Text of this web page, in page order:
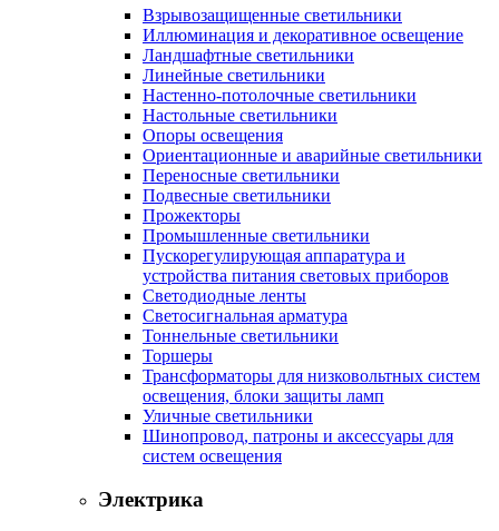
Взрывозащищенные светильники
Иллюминация и декоративное освещение
Ландшафтные светильники
Линейные светильники
Настенно-потолочные светильники
Настольные светильники
Опоры освещения
Ориентационные и аварийные светильники
Переносные светильники
Подвесные светильники
Прожекторы
Промышленные светильники
Пускорегулирующая аппаратура и
устройства питания световых приборов
Светодиодные ленты
Светосигнальная арматура
Тоннельные светильники
Торшеры
Трансформаторы для низковольтных систем
освещения, блоки защиты ламп
Уличные светильники
Шинопровод, патроны и аксессуары для
систем освещения
Электрика